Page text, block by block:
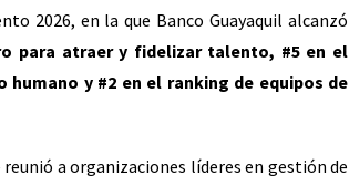
2026, en la que Banco Guayaquil alcanzó
para atraer y fidelizar talento, #5 en el
y #2 en el ranking de equipos de
a organizaciones líderes en gestión de